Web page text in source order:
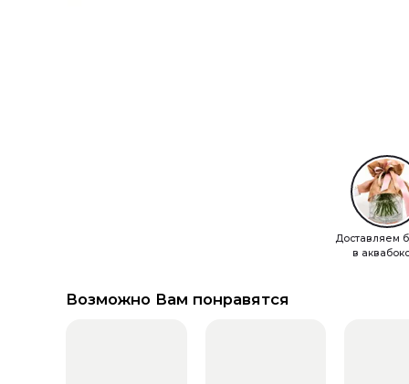
Доставляем
в
Возможно Вам понравятся